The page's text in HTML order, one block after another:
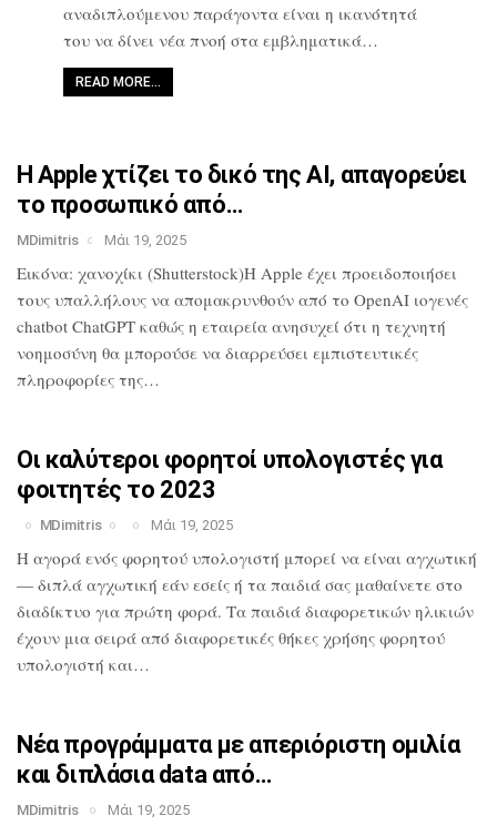
αναδιπλούμενου παράγονταείναι η ικανότητά
του να δίνει νέαπνοή στα εμβληματικά…
READ MORE…
Η Apple χτίζει το δικό της AI, απαγορεύει
το προσωπικό από…
MDimitris Μάι 19, 2025
Εικόνα: χανοχίκι (Shutterstock)Η Apple έχει προειδοποιήσει
τους υπαλλήλους να απομακρυνθούν από το OpenAI ιογενές
chatbot ChatGPT καθώς η εταιρεία ανησυχεί ότι η τεχνητή
νοημοσύνη θα μπορούσε να διαρρεύσει εμπιστευτικές
πληροφορίες της…
Οι καλύτεροι φορητοί υπολογιστές για
φοιτητές το 2023
MDimitris Μάι 19, 2025
Η αγορά ενός φορητού υπολογιστή μπορεί να είναι αγχωτική
— διπλά αγχωτική εάν εσείς ή τα παιδιά σας μαθαίνετε στο
διαδίκτυο για πρώτη φορά. Τα παιδιά διαφορετικών ηλικιών
έχουν μια σειρά από διαφορετικές θήκες χρήσης φορητού
υπολογιστή και…
Νέα προγράμματα με απεριόριστη ομιλία
και διπλάσια data από…
MDimitris Μάι 19, 2025